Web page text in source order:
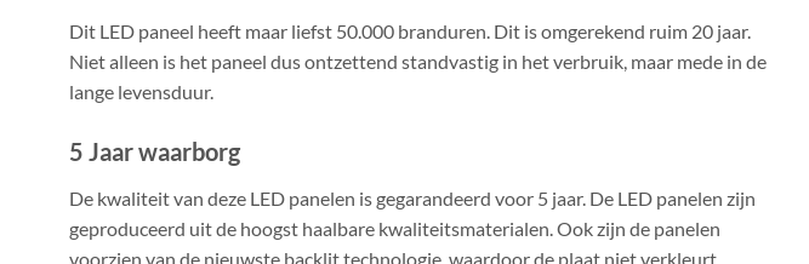
Dit LED paneel heeft maar liefst 50.000 branduren. Dit is omgerekend ruim 20 jaar.
Niet alleen is het paneel dus ontzettend standvastig in het verbruik, maar mede in de
lange levensduur.
5 Jaar waarborg
De kwaliteit van deze LED panelen is gegarandeerd voor 5 jaar. De LED panelen zijn
geproduceerd uit de hoogst haalbare kwaliteitsmaterialen. Ook zijn de panelen
voorzien van de nieuwste backlit technologie, waardoor de plaat niet verkleurt.